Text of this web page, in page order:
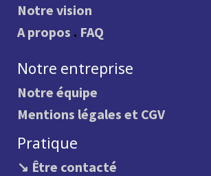
Notre vision
A propos . FAQ
Notre entreprise
Notre équipe
Mentions légales et CGV
Pratique
↘ Être contacté